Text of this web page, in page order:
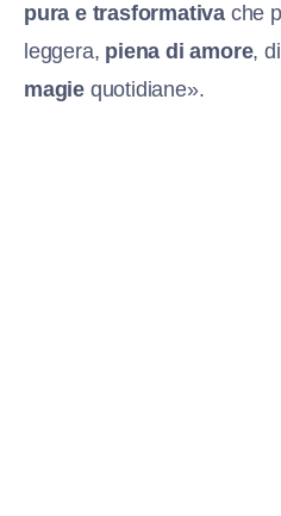
pura e trasformativa che
leggera, piena di amore,
magie quotidiane».